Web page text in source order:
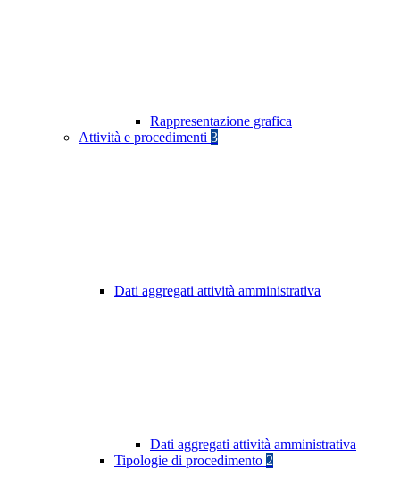
Rappresentazione grafica
Attività e procedimenti 3
Dati aggregati attività amministrativa
Dati aggregati attività amministrativa
Tipologie di procedimento 2